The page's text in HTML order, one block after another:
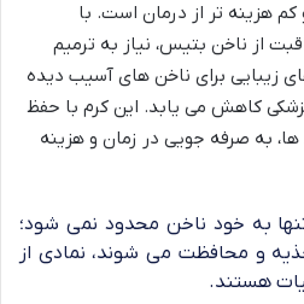
هزینه تر از درمان است. با
از ناخن بتیس، نیاز به ترمیم
زیبایی برای ناخن های آسیب دیده
کاهش می یابد. این کرم با حفظ
به صرفه جویی در زمان و هزینه
به خود ناخن محدود نمی شود؛
و محافظت می شوند، نمادی از
هستند.